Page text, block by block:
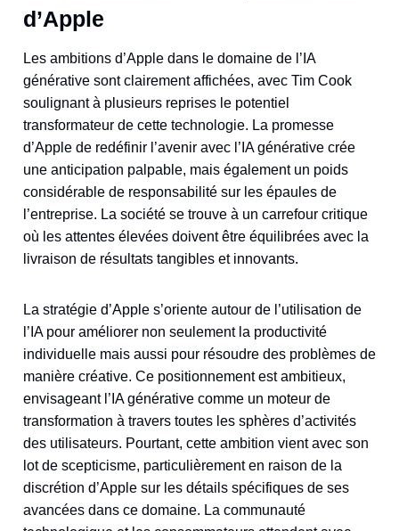
d’Apple
Les ambitions d’Apple dans le domaine de l’IA
générative sont clairement affichées, avec Tim Cook
soulignant à plusieurs reprises le potentiel
transformateur de cette technologie. La promesse
d’Apple de redéfinir l’avenir avec l’IA générative crée
une anticipation palpable, mais également un poids
considérable de responsabilité sur les épaules de
l’entreprise. La société se trouve à un carrefour critique
où les attentes élevées doivent être équilibrées avec la
livraison de résultats tangibles et innovants.
La stratégie d’Apple s’oriente autour de l’utilisation de
l’IA pour améliorer non seulement la productivité
individuelle mais aussi pour résoudre des problèmes de
manière créative. Ce positionnement est ambitieux,
envisageant l’IA générative comme un moteur de
transformation à travers toutes les sphères d’activités
des utilisateurs. Pourtant, cette ambition vient avec son
lot de scepticisme, particulièrement en raison de la
discrétion d’Apple sur les détails spécifiques de ses
avancées dans ce domaine. La communauté